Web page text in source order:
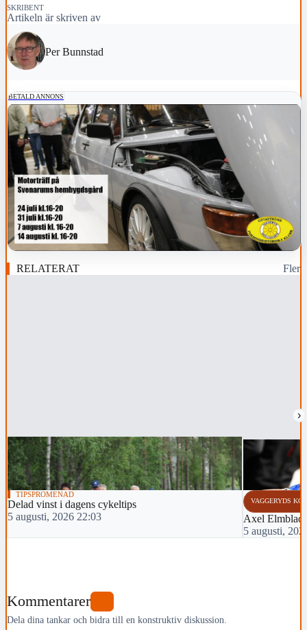
SKRIBENT
Artikeln är skriven av
Per Bunnstad
BETALD ANNONS
RELATERAT Fler
›
TIPSPROMENAD
Delad vinst i dagens cykeltips
5 augusti, 2026 22:03
VAGGERYDS
Axel Elmblad
5 augusti,
Kommentarer
Dela dina tankar och bidra till en konstruktiv diskussion.